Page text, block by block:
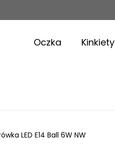
Oczka Kinkiety
LED E14 Ball 6W NW